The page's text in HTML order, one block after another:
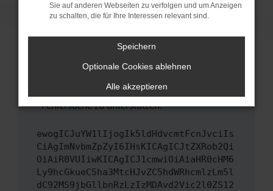
führen, dass bestimmte Funktionen nicht mehr
unterstützt werden.
Wende dich an den Webseitenbetreiber.
Wenn du alle oben genannten Schritte versucht
hast, kontaktiere uns bitte. Wir werden
uns diesen Text schicken, um uns bei der
Fehlersuche zu unterstützen:
ewogICJuYW1lIjogIk5ldHdvcmtFcnJvciIs
CiAgImNvbmZpZyI6IHsKICAgICJtZXRob2Qi
OiAiR0VUIiwKICAgICJ1cmwiOiAiaHR0cHM6
Ly9hcGkueC5ha3MtcHJvZC5hdWRhcmlzLm5l
dC92MS9jbGllbnRzLzIzMDAvd2Vic2l0ZS12
Sie auf anderen Webseiten zu verfolgen und um Anzeigen
zu schalten, die für Ihre Interessen relevant sind.
Speichern
Optionale Cookies ablehnen
Alle akzeptieren